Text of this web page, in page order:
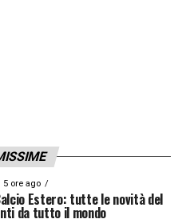
5 ore ago
Estero: tutte le novità del
da tutto il mondo